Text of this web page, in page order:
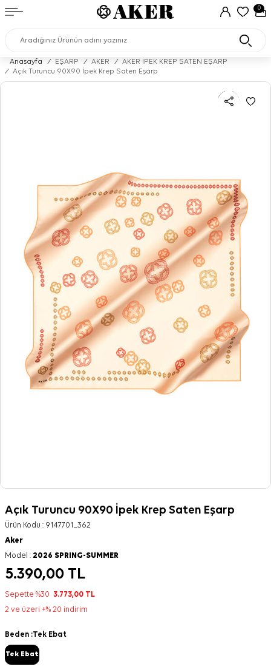
0
Anasayfa / EŞARP / AKER /
AKER İPEK KREP SATEN EŞARP
/
Açık Turuncu 90X90 İpek Krep Saten Eşarp
Açık Turuncu 90X90 İpek Krep Saten Eşarp
Ürün Kodu : 9147701_362
Aker
Model : 2026 SPRING-SUMMER
5.390,00 TL
Sepette %30 3.773,00 TL
2 ve üzeri +% 20 indirim
Beden :Tek Ebat
Tek Ebat